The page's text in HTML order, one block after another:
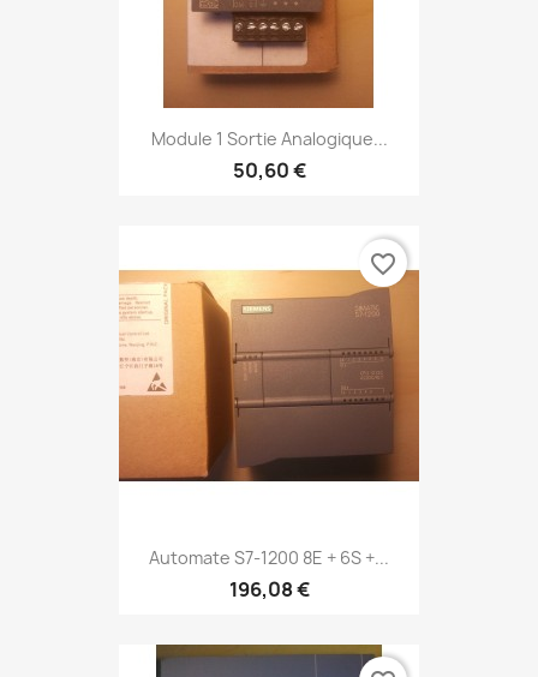
Module 1 Sortie Analogique...
50,60 €
Automate S7-1200 8E + 6S +...
196,08 €
favorite_border